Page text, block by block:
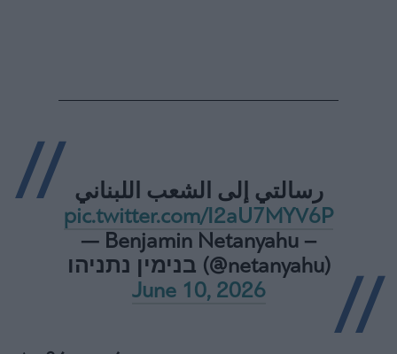
رسالتي إلى الشعب اللبناني
pic.twitter.com/I2aU7MYV6P
— Benjamin Netanyahu –
בנימין נתניהו (@netanyahu)
June 10, 2026